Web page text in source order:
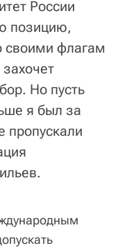
России
позицию,
своими флагам
Но пусть
я был за
пропускали